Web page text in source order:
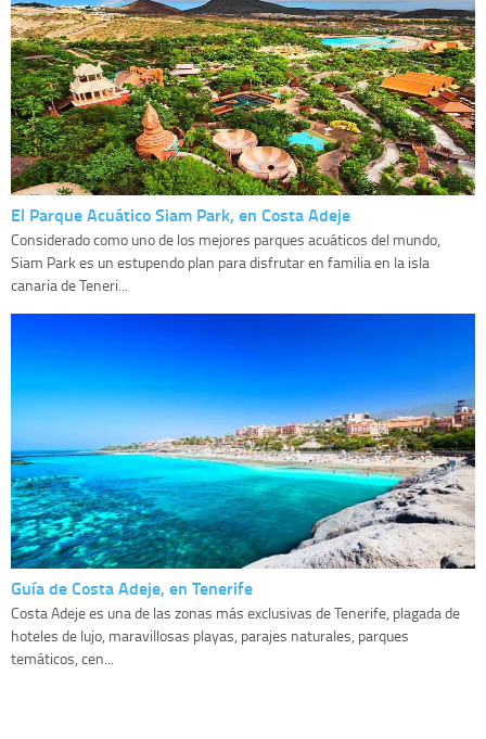
El Parque Acuático Siam Park, en Costa Adeje
Considerado como uno de los mejores parques acuáticos del mundo,
Siam Park es un estupendo plan para disfrutar en familia en la isla
canaria de Teneri...
Guía de Costa Adeje, en Tenerife
Costa Adeje es una de las zonas más exclusivas de Tenerife, plagada de
hoteles de lujo, maravillosas playas, parajes naturales, parques
temáticos, cen...